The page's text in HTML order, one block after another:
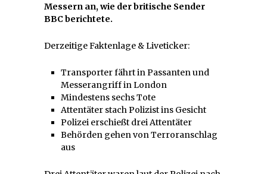
Messern an, wie der britische Sender
BBC berichtete.
Derzeitige Faktenlage & Liveticker:
Transporter fährt in Passanten und
Messerangriff in London
Mindestens sechs Tote
Attentäter stach Polizist ins Gesicht
Polizei erschießt drei Attentäter
Behörden gehen von Terroranschlag
aus